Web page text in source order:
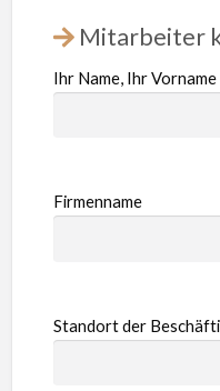
Mitarbeiter
Ihr Name, Ihr Vorname
Firmenname
Standort der